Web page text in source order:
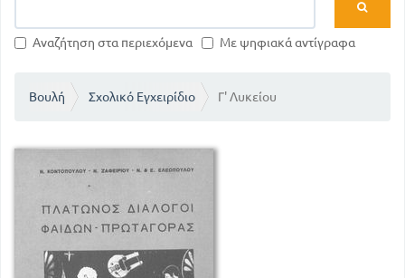
Αναζήτηση στα περιεχόμενα Με ψηφιακά αντίγραφα
Βουλή Σχολικό Εγχειρίδιο Γ' Λυκείου